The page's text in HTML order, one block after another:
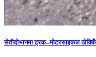
सेतीदोभानमा ट्रक–मोटरसाइकल